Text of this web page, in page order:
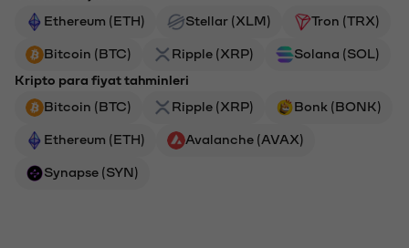
Ethereum (ETH)
Stellar (XLM) Tron (TRX)
Bitcoin (BTC) Ripple (XRP)
Solana (SOL)
Kripto para fiyat tahminleri
Bitcoin (BTC)
Ripple (XRP) Bonk (BONK)
Ethereum (ETH) Avalanche (AVAX)
Synapse (SYN)